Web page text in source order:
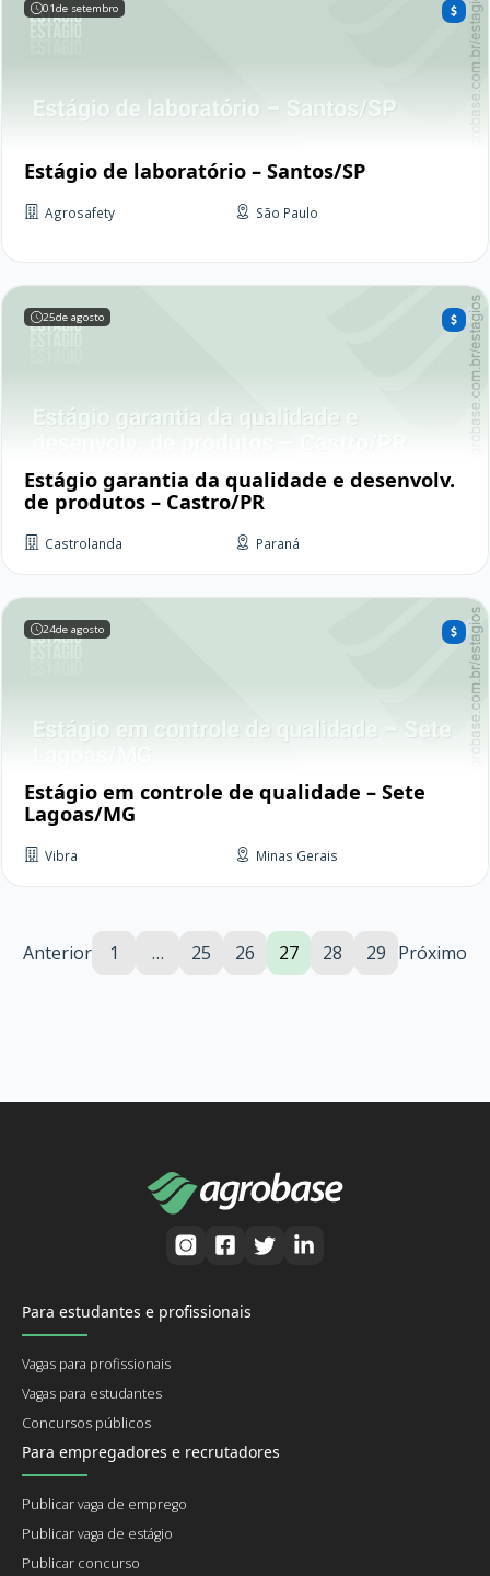
01de setembro
Estágio de laboratório – Santos/SP
Agrosafety São Paulo
25de agosto
Estágio garantia da qualidade e desenvolv.
de produtos – Castro/PR
Castrolanda Paraná
24de agosto
Estágio em controle de qualidade – Sete
Lagoas/MG
Vibra Minas Gerais
Anterior 1 … 25 26 27 28 29 Próximo
Para estudantes e profissionais
Vagas para profissionais
Vagas para estudantes
Concursos públicos
Para empregadores e recrutadores
Publicar vaga de emprego
Publicar vaga de estágio
Publicar concurso